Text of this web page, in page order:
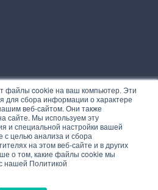
файлы cookie на ваш компьютер. Эти
для сбора информации о характере
веб-сайтом. Они также
сайте. Мы используем эту
и специальной настройки вашей
с целью анализа и сбора
на этом веб-сайте и в других
о том, какие файлы cookie мы
нашей Политикой
cookie для
и удобства
подробнее об
с нашей
.
cookies в